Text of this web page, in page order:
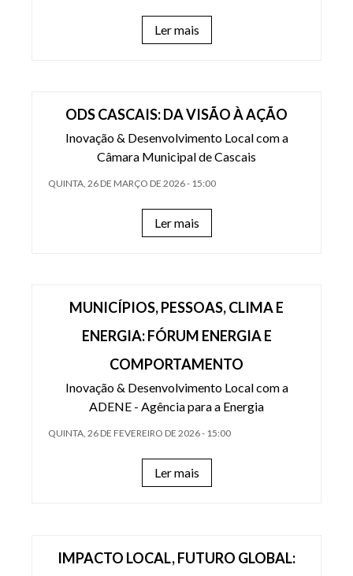
Ler mais
ODS CASCAIS: DA VISÃO À AÇÃO
Inovação & Desenvolvimento Local com a
Câmara Municipal de Cascais
QUINTA, 26 DE MARÇO DE 2026 - 15:00
Ler mais
MUNICÍPIOS, PESSOAS, CLIMA E
ENERGIA: FÓRUM ENERGIA E
COMPORTAMENTO
Inovação & Desenvolvimento Local com a
ADENE - Agência para a Energia
QUINTA, 26 DE FEVEREIRO DE 2026 - 15:00
Ler mais
IMPACTO LOCAL, FUTURO GLOBAL: